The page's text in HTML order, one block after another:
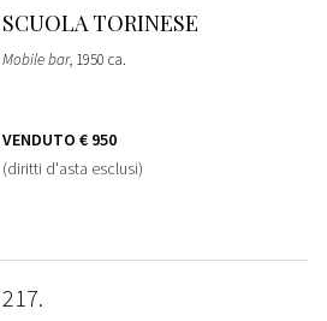
SCUOLA TORINESE
Mobile bar, 1950 ca.
VENDUTO € 950
(diritti d'asta esclusi)
217